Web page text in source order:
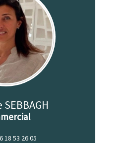
18 53 26 05